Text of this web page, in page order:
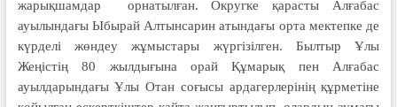
жарықшамдар орнатылған. Округке қарасты Алғабас
ауылындағы Ыбырай Алтынсарин атындағы орта мектепке де
күрделі жөндеу жұмыстары жүргізілген. Былтыр Ұлы
Жеңістің 80 жылдығына орай Құмарық пен Алғабас
ауылдарындағы Ұлы Отан соғысы ардагерлерінің құрметіне